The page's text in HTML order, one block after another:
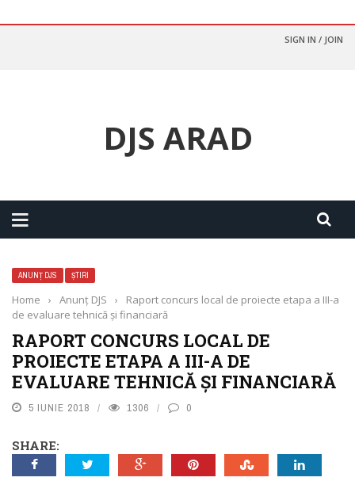
SIGN IN / JOIN
DJS ARAD
ANUNȚ DJS ȘTIRI
Home › Anunț DJS ›
Raport concurs local de proiecte etapa a III-a
de evaluare tehnică și financiară
RAPORT CONCURS LOCAL DE
PROIECTE ETAPA A III-A DE
EVALUARE TEHNICĂ ȘI FINANCIARĂ
5 IUNIE 2018 1306 0
SHARE: